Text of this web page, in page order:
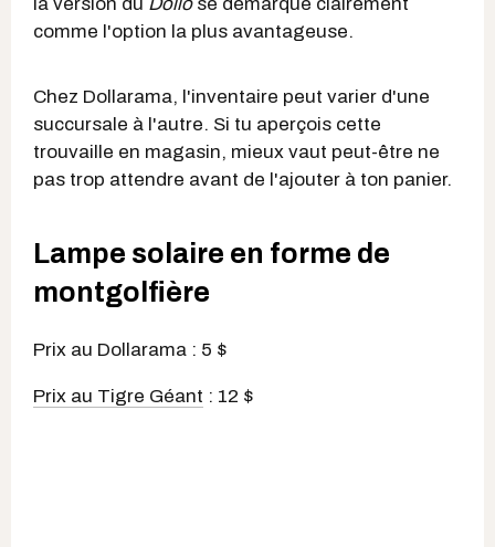
comme l'option la plus avantageuse.
Chez Dollarama, l'inventaire peut varier d'une
succursale à l'autre. Si tu aperçois cette
trouvaille en magasin, mieux vaut peut-être ne
pas trop attendre avant de l'ajouter à ton panier.
Lampe solaire en forme de
montgolfière
Prix au Dollarama : 5 $
Prix au Tigre Géant : 12 $